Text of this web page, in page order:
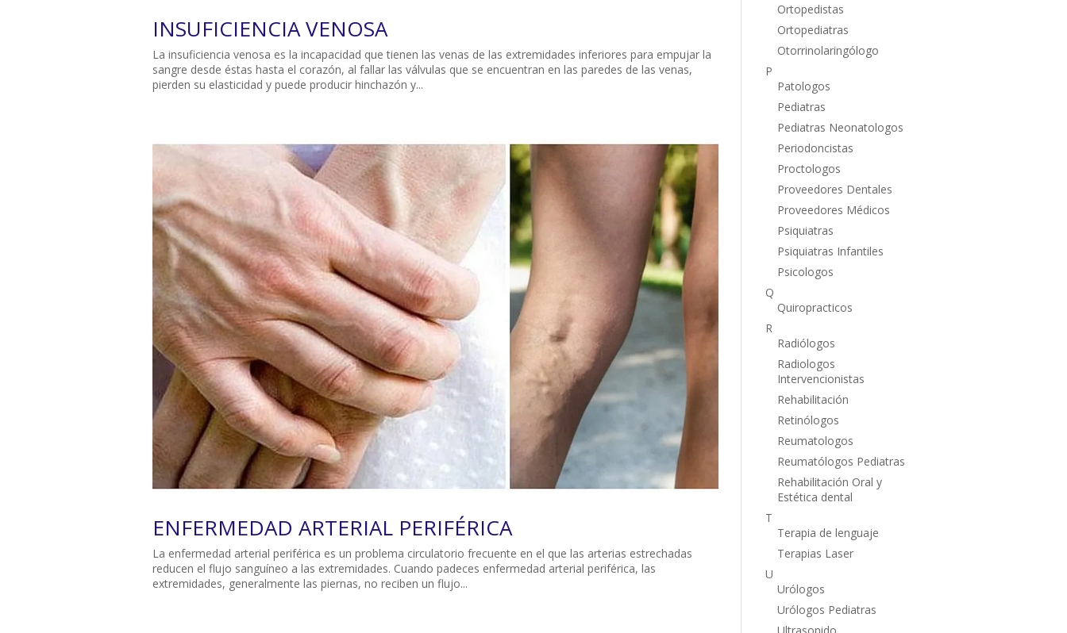
INSUFICIENCIA VENOSA
La insuficiencia venosa es la incapacidad que tienen las venas de las extremidades inferiores para empujar la
sangre desde éstas hasta el corazón, al fallar las válvulas que se encuentran en las paredes de las venas,
pierden su elasticidad y puede producir hinchazón y...
ENFERMEDAD ARTERIAL PERIFÉRICA
La enfermedad arterial periférica es un problema circulatorio frecuente en el que las arterias estrechadas
reducen el flujo sanguíneo a las extremidades. Cuando padeces enfermedad arterial periférica, las
extremidades, generalmente las piernas, no reciben un flujo...
Ortopedistas
Ortopediatras
Otorrinolaringólogo
P
Patologos
Pediatras
Pediatras Neonatologos
Periodoncistas
Proctologos
Proveedores Dentales
Proveedores Médicos
Psiquiatras
Psiquiatras Infantiles
Psicologos
Q
Quiropracticos
R
Radiólogos
Radiologos
Intervencionistas
Rehabilitación
Retinólogos
Reumatologos
Reumatólogos Pediatras
Rehabilitación Oral y
Estética dental
T
Terapia de lenguaje
Terapias Laser
U
Urólogos
Urólogos Pediatras
Ultrasonido